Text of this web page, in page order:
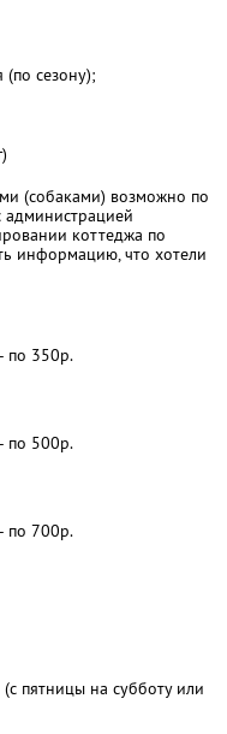
(по сезону);
(собаками) возможно по
администрацией
коттеджа по
информацию, что хотели
по 350р.
по 500р.
по 700р.
пятницы на субботу или